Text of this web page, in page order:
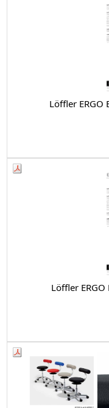
Löffler ERGO
Löffler